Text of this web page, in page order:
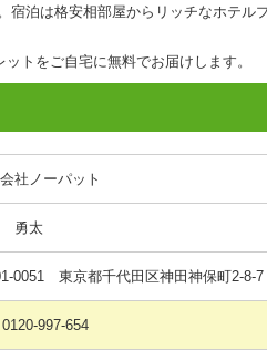
宿泊は格安相部屋からリッチなホテル
トをご自宅に無料でお届けします。
社ノーパット
勇太
0051 東京都千代田区神田神保町2-8-7
997-654